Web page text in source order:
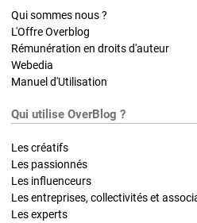
Qui sommes nous ?
L'Offre Overblog
Rémunération en droits d'auteur
Webedia
Manuel d'Utilisation
Qui utilise OverBlog ?
Les créatifs
Les passionnés
Les influenceurs
Les entreprises, collectivités et
Les experts